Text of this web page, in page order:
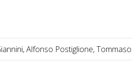
Alfonso Postiglione,